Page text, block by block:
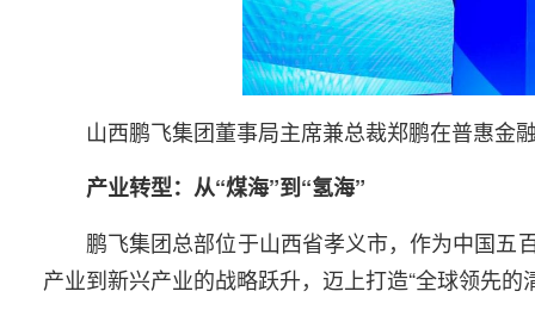
山西鹏飞集团董事局主席兼总裁郑鹏在普惠金
产业转型：从“煤海”到“氢海”
鹏飞集团总部位于山西省孝义市，作为中国五
产业到新兴产业的战略跃升，迈上打造“全球领先的